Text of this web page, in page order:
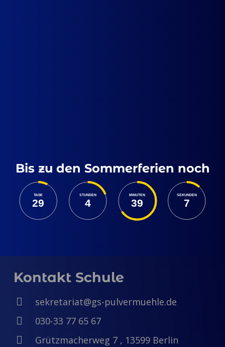
Bis zu den Sommerferien noch
TAGE
29
STUNDEN
4
MINUTEN
39
SEKUNDEN
7
Kontakt Schule
sekretariat@gs-pulvermuehle.de
030-33 77 65 67
Grützmacherweg 7 , 13599 Berlin